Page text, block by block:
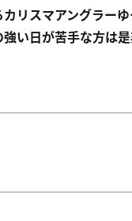
リスマアングラー
い日が苦手な方は